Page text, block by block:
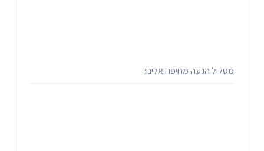
מסלול הגעה מחיפה אלינו: